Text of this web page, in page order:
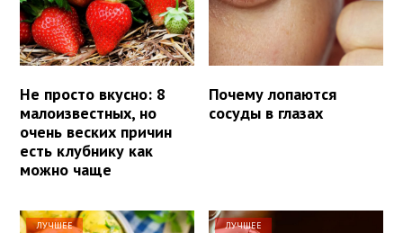
Не просто вкусно: 8
малоизвестных, но
очень веских причин
есть клубнику как
можно чаще
Почему лопаются
сосуды в глазах
ЛУЧШЕЕ ЛУЧШЕЕ